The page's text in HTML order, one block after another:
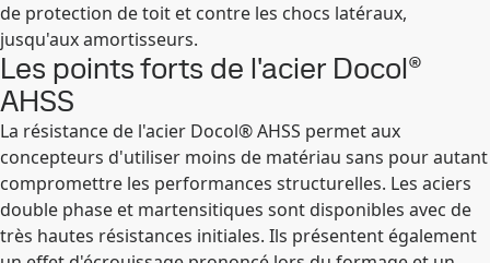
de protection de toit et contre les chocs latéraux,
jusqu'aux amortisseurs.
Les points forts de l'acier Docol®
AHSS
La résistance de l'acier Docol® AHSS permet aux
concepteurs d'utiliser moins de matériau sans pour autant
compromettre les performances structurelles. Les aciers
double phase et martensitiques sont disponibles avec de
très hautes résistances initiales. Ils présentent également